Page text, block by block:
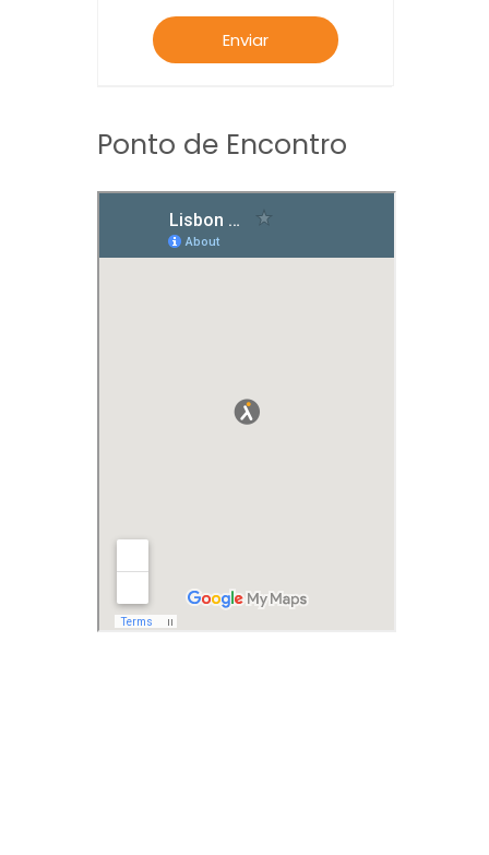
Ponto de Encontro